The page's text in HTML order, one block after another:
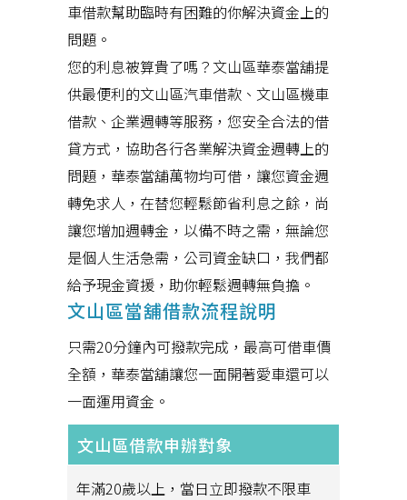
車借款幫助臨時有困難的你解決資金上的
問題。
您的利息被算貴了嗎？文山區華泰當舖提
供最便利的文山區汽車借款、文山區機車
借款、企業週轉等服務，您安全合法的借
貸方式，協助各行各業解決資金週轉上的
問題，華泰當舖萬物均可借，讓您資金週
轉免求人，在替您輕鬆節省利息之餘，尚
讓您增加週轉金，以備不時之需，無論您
是個人生活急需，公司資金缺口，我們都
給予現金資援，助你輕鬆週轉無負擔。
文山區當舖借款流程說明
只需20分鐘內可撥款完成，最高可借車價
全額，華泰當舖讓您一面開著愛車還可以
一面運用資金。
文山區借款申辦對象
年滿20歲以上，當日立即撥款不限車